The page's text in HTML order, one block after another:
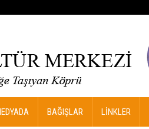
BAĞIŞLAR LINKLER